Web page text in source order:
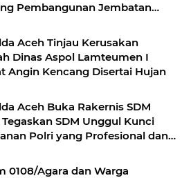
Pembangunan Jembatan
Aceh Tinjau Kerusakan
Dinas Aspol Lamteumen I
Angin Kencang Disertai Hujan
Aceh Buka Rakernis SDM
Tegaskan SDM Unggul Kunci
Polri yang Profesional dan
0108/Agara dan Warga